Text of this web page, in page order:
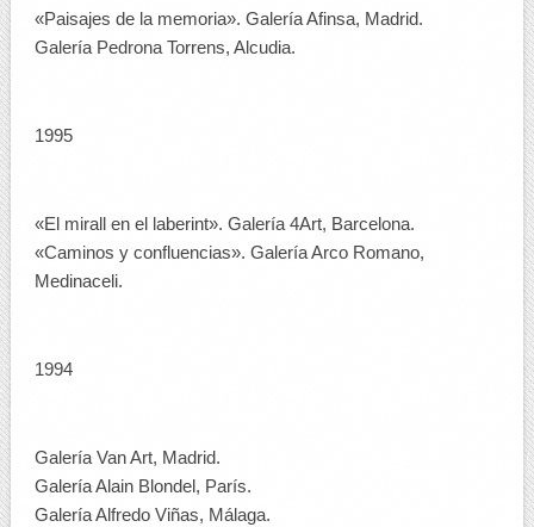
«Paisajes de la memoria». Galería Afinsa, Madrid.
Galería Pedrona Torrens, Alcudia.
1995
«El mirall en el laberint». Galería 4Art, Barcelona.
«Caminos y confluencias». Galería Arco Romano,
Medinaceli.
1994
Galería Van Art, Madrid.
Galería Alain Blondel, París.
Galería Alfredo Viñas, Málaga.